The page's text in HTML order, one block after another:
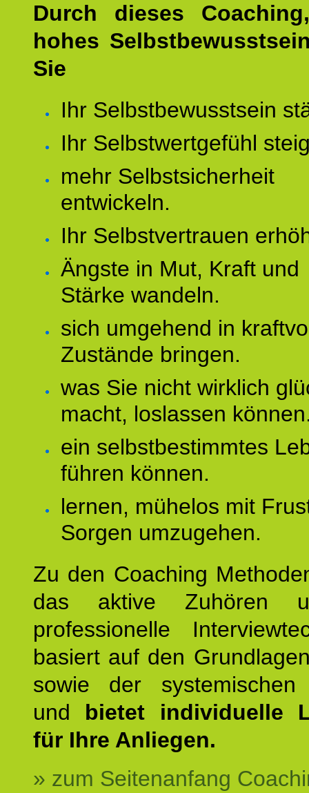
Durch dieses
hohes
Sie
Ihr Selbstbewusstsein
Ihr Selbstwertgefühl
mehr Selbstsicherheit
entwickeln.
Ihr Selbstvertrauen
Ängste in Mut, Kraft und
Stärke wandeln.
sich umgehend in
Zustände bringen.
was Sie nicht wirklich
macht, loslassen
ein selbstbestimmtes
führen können.
lernen, mühelos mit
Sorgen umzugehen.
Zu den Coaching
das aktive Zuhören
professionelle
basiert auf den
sowie der systemischen
und bietet individuelle
für Ihre Anliegen.
» zum Seitenanfang